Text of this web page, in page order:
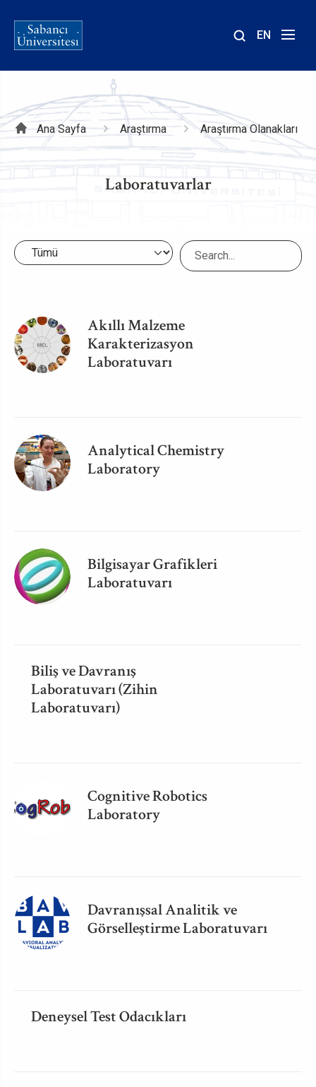
EN
Sayfa
yolu
Ana Sayfa Araştırma Araştırma Olanakları
Laboratuvarlar
Akıllı Malzeme
Karakterizasyon
Laboratuvarı
Analytical Chemistry
Laboratory
Bilgisayar Grafikleri
Laboratuvarı
Biliş ve Davranış
Laboratuvarı (Zihin
Laboratuvarı)
Cognitive Robotics
Laboratory
Davranışsal Analitik ve
Görselleştirme Laboratuvarı
Deneysel Test Odacıkları